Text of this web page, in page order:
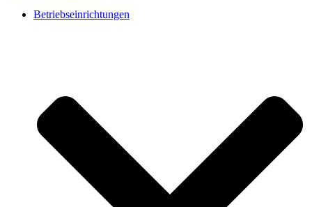
Betriebseinrichtungen